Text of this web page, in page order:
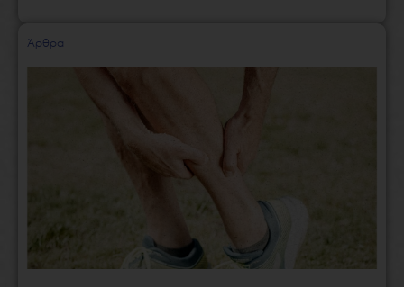
Άρθρα